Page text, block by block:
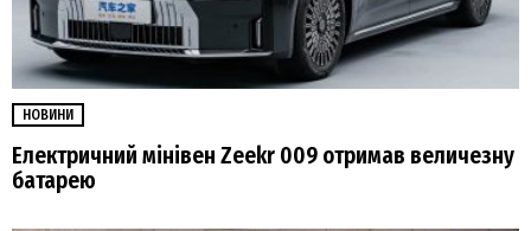
НОВИНИ
Електричний мінівен Zeekr 009 отримав величезну
батарею